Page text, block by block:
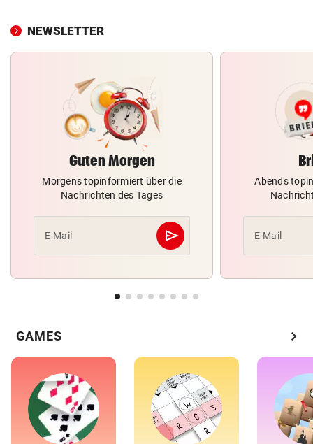
NEWSLETTER
Guten Morgen
Morgens topinformiert über die
Nachrichten des Tages
E-Mail send
Abschicken
Abends
E-Mail
GAMES chevron_right